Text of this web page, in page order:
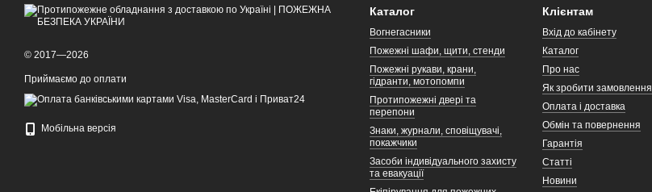
© 2017—2026
Приймаємо до оплати
Мобільна версія
Каталог
Вогнегасники
Пожежні шафи, щити, стенди
Пожежні рукави, крани,
гідранти, мотопомпи
Протипожежні двері та
перепони
Знаки, журнали, сповіщувачі,
покажчики
Засоби індивідуального захисту
та евакуації
Клієнтам
Вхід до кабінету
Каталог
Про нас
Як зробити замовлення
Оплата і доставка
Обмін та повернення
Гарантія
Статті
Новини